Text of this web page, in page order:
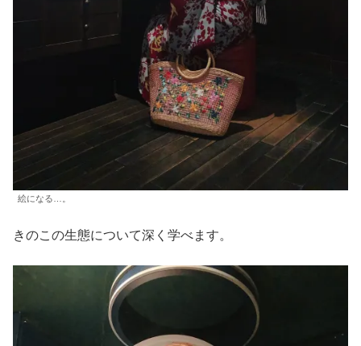
絵になる…。
きのこの生態について深く学べます。